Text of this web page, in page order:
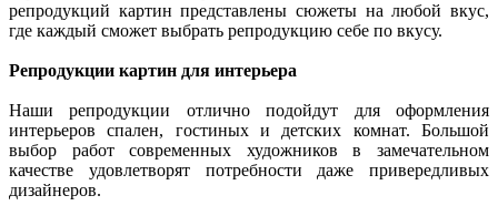
репродукций картин представлены сюжеты на любой вкус,
где каждый сможет выбрать репродукцию себе по вкусу.
Репродукции картин для интерьера
Наши репродукции отлично подойдут для оформления
интерьеров спален, гостиных и детских комнат. Большой
выбор работ современных художников в замечательном
качестве удовлетворят потребности даже привередливых
дизайнеров.